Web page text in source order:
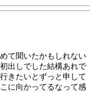
て聞いたかもしれない
出しでした結構あれで
きたいとずっと申して
に向かってるなって感